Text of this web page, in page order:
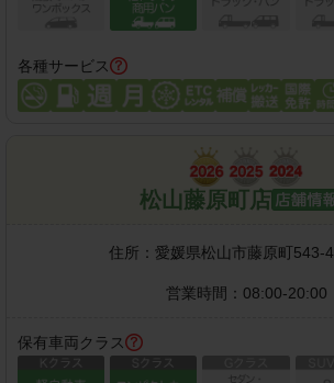
各種サービス
松山藤原町店
住所： 愛媛県松山市藤原町543-4
営業時間： 08:00-20:00
保有車両クラス